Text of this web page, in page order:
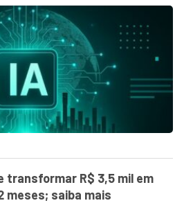
transformar R$ 3,5 mil em
meses; saiba mais